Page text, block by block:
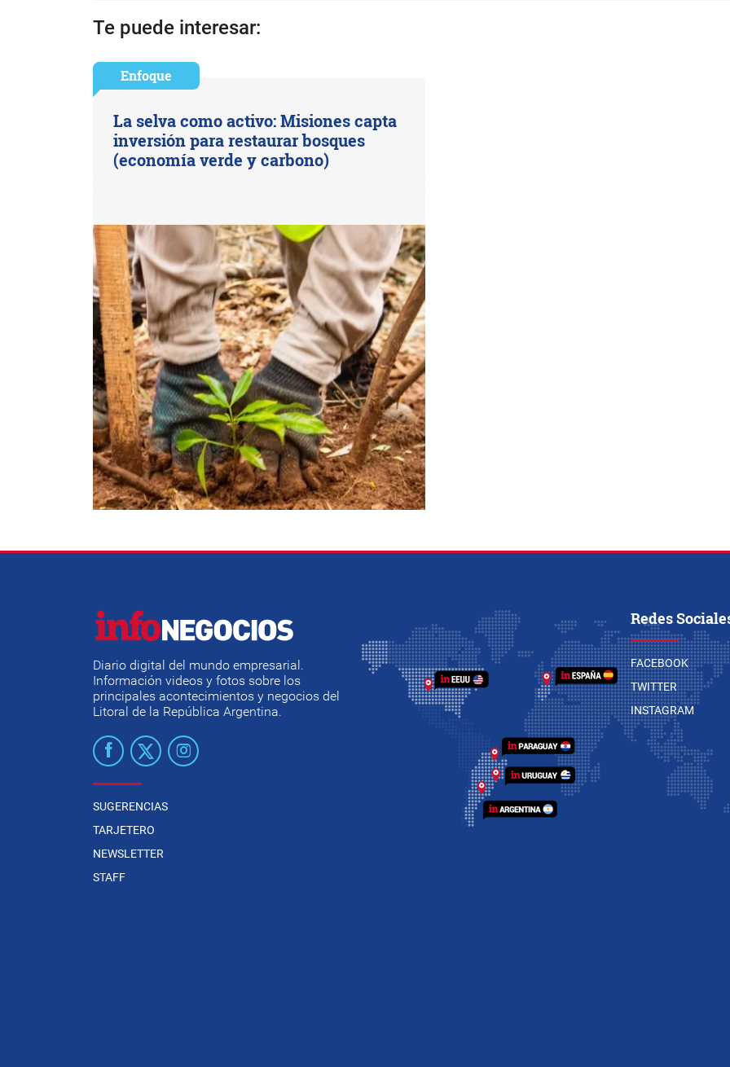
Te puede interesar:
Enfoque
La selva como activo: Misiones capta
inversión para restaurar bosques
(economía verde y carbono)
Diario digital del mundo empresarial.
Información videos y fotos sobre los
principales acontecimientos y negocios del
Litoral de la República Argentina.
SUGERENCIAS
TARJETERO
NEWSLETTER
STAFF
Redes
FACEBOOK
TWITTER
INSTAGRAM